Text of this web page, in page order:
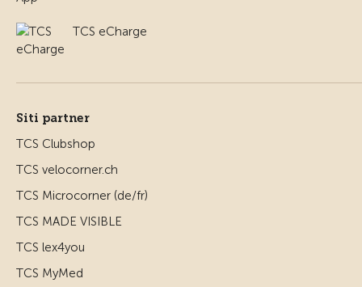
TCS eCharge
Siti partner
TCS Clubshop
TCS velocorner.ch
TCS Microcorner (de/fr)
TCS MADE VISIBLE
TCS lex4you
TCS MyMed